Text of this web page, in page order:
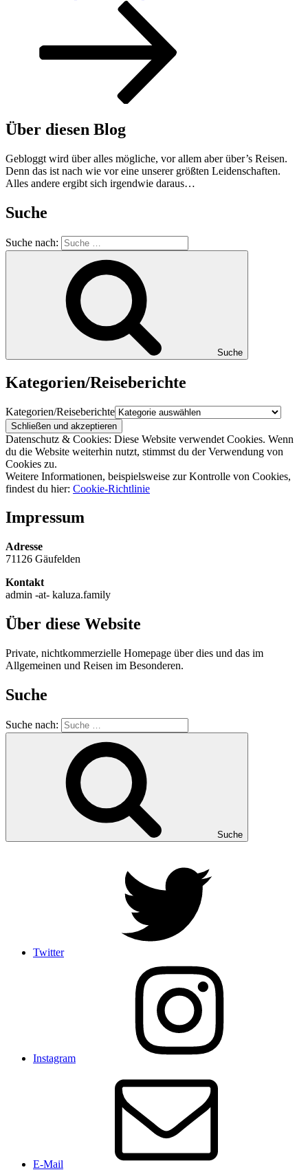
Über diesen Blog
Gebloggt wird über alles mögliche, vor allem aber über’s Reisen.
Denn das ist nach wie vor eine unserer größten Leidenschaften.
Alles andere ergibt sich irgendwie daraus…
Suche
Suche nach:
Suche
Kategorien/Reiseberichte
Kategorien/Reiseberichte
Datenschutz & Cookies: Diese Website verwendet Cookies. Wenn
du die Website weiterhin nutzt, stimmst du der Verwendung von
Cookies zu.
Weitere Informationen, beispielsweise zur Kontrolle von Cookies,
findest du hier: Cookie-Richtlinie
Impressum
Adresse
71126 Gäufelden
Kontakt
admin -at- kaluza.family
Über diese Website
Private, nichtkommerzielle Homepage über dies und das im
Allgemeinen und Reisen im Besonderen.
Suche
Suche nach:
Suche
Twitter
Instagram
E-Mail